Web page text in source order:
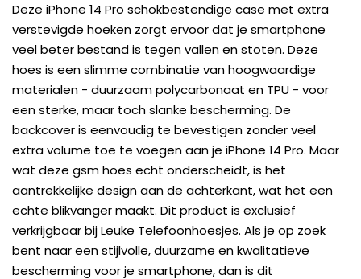
Deze iPhone 14 Pro schokbestendige case met extra
verstevigde hoeken zorgt ervoor dat je smartphone
veel beter bestand is tegen vallen en stoten. Deze
hoes is een slimme combinatie van hoogwaardige
materialen - duurzaam polycarbonaat en TPU - voor
een sterke, maar toch slanke bescherming. De
backcover is eenvoudig te bevestigen zonder veel
extra volume toe te voegen aan je iPhone 14 Pro. Maar
wat deze gsm hoes echt onderscheidt, is het
aantrekkelijke design aan de achterkant, wat het een
echte blikvanger maakt. Dit product is exclusief
verkrijgbaar bij Leuke Telefoonhoesjes. Als je op zoek
bent naar een stijlvolle, duurzame en kwalitatieve
bescherming voor je smartphone, dan is dit